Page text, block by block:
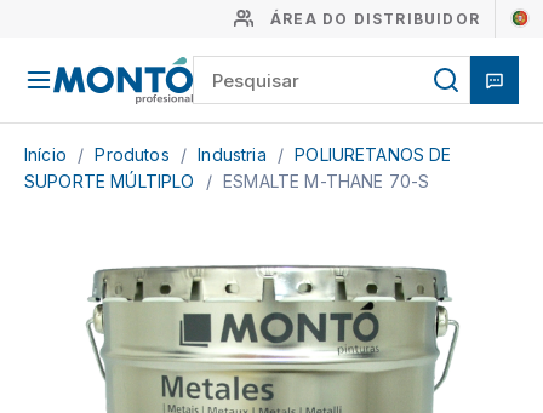
ÁREA DO DISTRIBUIDOR
Início / Produtos / Industria / POLIURETANOS DE
SUPORTE MÚLTIPLO
/ ESMALTE M-THANE 70-S